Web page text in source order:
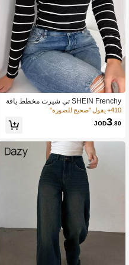
SHEIN Frenchy تي شيرت مخطط ياقة
عميقة
410+ يقول "صحيح للصورة"
JOD3.80